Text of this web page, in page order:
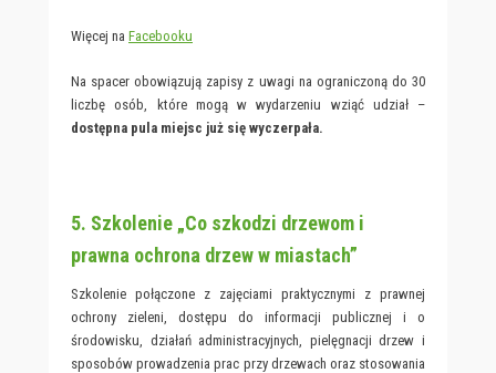
Więcej na Facebooku
Na spacer obowiązują zapisy z uwagi na ograniczoną do 30
liczbę osób, które mogą w wydarzeniu wziąć udział –
dostępna pula miejsc już się wyczerpała.
5. Szkolenie „Co szkodzi drzewom i
prawna ochrona drzew w miastach”
Szkolenie połączone z zajęciami praktycznymi z prawnej
ochrony zieleni, dostępu do informacji publicznej i o
środowisku, działań administracyjnych, pielęgnacji drzew i
sposobów prowadzenia prac przy drzewach oraz stosowania